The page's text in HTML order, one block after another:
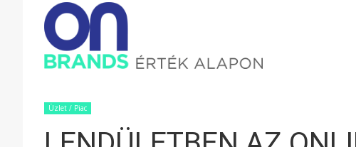
ÉRTÉK
Üzlet / Piac